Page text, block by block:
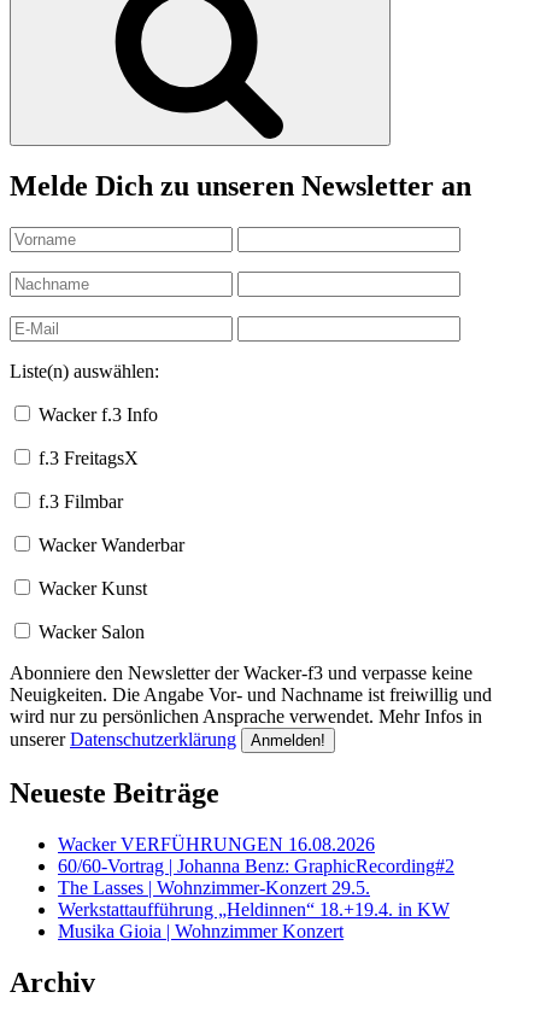
Melde Dich zu unseren Newsletter an
Liste(n) auswählen:
Wacker f.3 Info
f.3 FreitagsX
f.3 Filmbar
Wacker Wanderbar
Wacker Kunst
Wacker Salon
Abonniere den Newsletter der Wacker-f3 und verpasse keine
Neuigkeiten. Die Angabe Vor- und Nachname ist freiwillig und
wird nur zu persönlichen Ansprache verwendet. Mehr Infos in
unsererDatenschutzerklärung
Neueste Beiträge
Wacker VERFÜHRUNGEN 16.08.2026
60/60-Vortrag | Johanna Benz: GraphicRecording#2
The Lasses | Wohnzimmer-Konzert 29.5.
Werkstattaufführung „Heldinnen“ 18.+19.4. in KW
Musika Gioia | Wohnzimmer Konzert
Archiv